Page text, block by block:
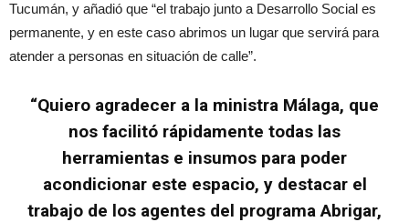
Tucumán, y añadió que “el trabajo junto a Desarrollo Social es
permanente, y en este caso abrimos un lugar que servirá para
atender a personas en situación de calle”.
“Quiero agradecer a la ministra Málaga, que
nos facilitó rápidamente todas las
herramientas e insumos para poder
acondicionar este espacio, y destacar el
trabajo de los agentes del programa Abrigar,